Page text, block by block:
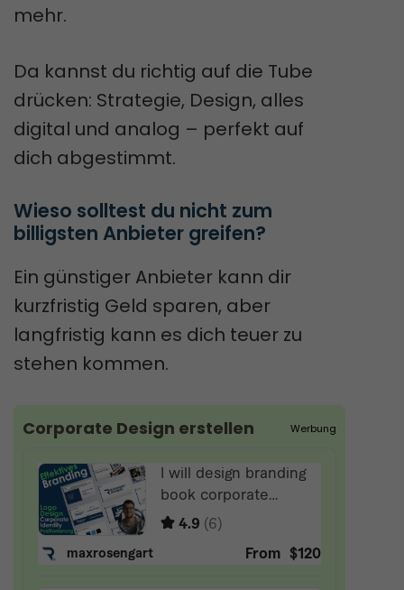
mehr.
Da kannst du richtig auf die Tube
drücken: Strategie, Design, alles
digital und analog – perfekt auf
dich abgestimmt.
Wieso solltest du nicht zum
billigsten Anbieter greifen?
Ein günstiger Anbieter kann dir
kurzfristig Geld sparen, aber
langfristig kann es dich teuer zu
stehen kommen.
Corporate Design erstellen Werbung